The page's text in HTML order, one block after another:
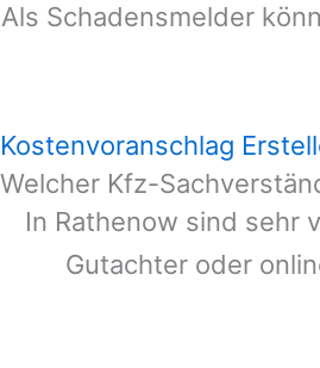
Als Schadensmelder
Kostenvoranschlag
Welcher Kfz-
In Rathenow sind sehr
Gutachter oder